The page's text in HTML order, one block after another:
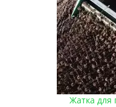
Жатка для